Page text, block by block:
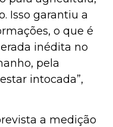
Isso garantiu a
o que é
inédita no
pela
intocada”,
a medição